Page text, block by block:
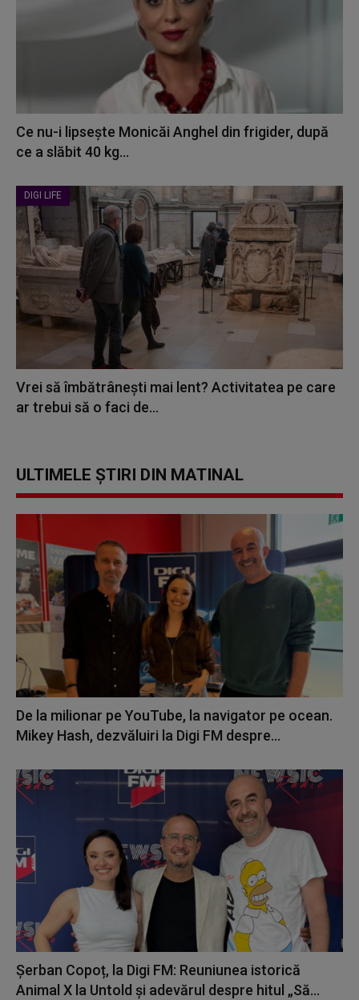
Ce nu-i lipsește Monicăi Anghel din frigider, după
ce a slăbit 40 kg...
DIGI LIFE
Vrei să îmbătrânești mai lent? Activitatea pe care
ar trebui să o faci de...
ULTIMELE ȘTIRI DIN MATINAL
De la milionar pe YouTube, la navigator pe ocean.
Mikey Hash, dezvăluiri la Digi FM despre...
Șerban Copoț, la Digi FM: Reuniunea istorică
Animal X la Untold și adevărul despre hitul „Să...